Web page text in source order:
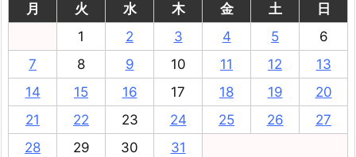
月
火 水 木 金 土
日
1
2 3 4 5
6
7
8 9 10 11 12
13
14
15 16 17 18 19
20
21
22 23 24 25 26
27
28
29 30 31